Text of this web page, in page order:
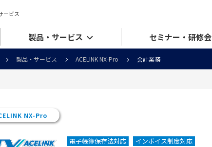
ービス
製品・サービス セミナー・研修会
製品・サービス ACELINK NX-Pro 会計業務
NX-Pro
電子帳簿保存法対応 インボイス制度対応